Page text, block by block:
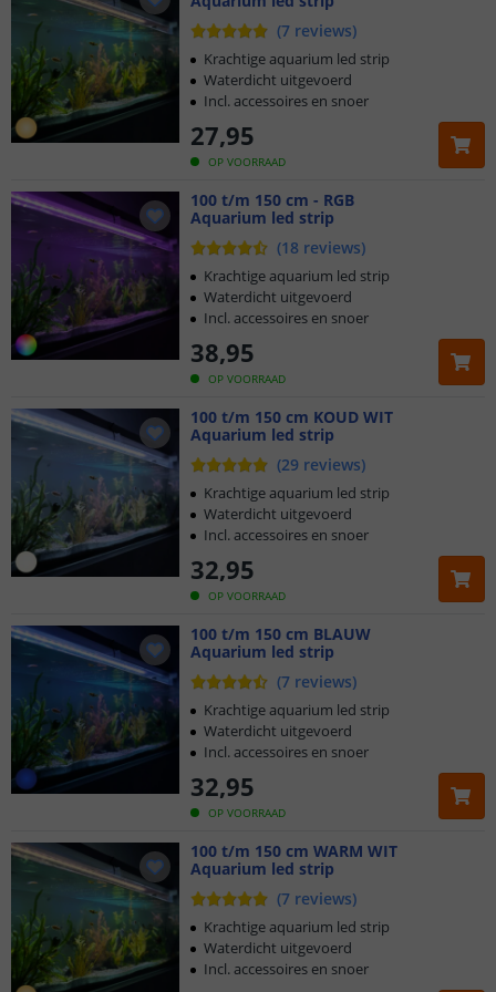
(7 reviews)
OP VOORRAAD
27,95
Krachtige aquarium led strip
Waterdicht uitgevoerd
Incl. accessoires en snoer
100 t/m 150 cm - RGB
Aquarium led strip
(18 reviews)
OP VOORRAAD
38,95
Krachtige aquarium led strip
Waterdicht uitgevoerd
Incl. accessoires en snoer
100 t/m 150 cm KOUD WIT
Aquarium led strip
(29 reviews)
OP VOORRAAD
32,95
Krachtige aquarium led strip
Waterdicht uitgevoerd
Incl. accessoires en snoer
100 t/m 150 cm BLAUW
Aquarium led strip
(7 reviews)
OP VOORRAAD
32,95
Krachtige aquarium led strip
Waterdicht uitgevoerd
Incl. accessoires en snoer
100 t/m 150 cm WARM WIT
Aquarium led strip
(7 reviews)
Krachtige aquarium led strip
Waterdicht uitgevoerd
Incl. accessoires en snoer
Voor 23:45 uur besteld,morgen in huis
5 jaar garantie